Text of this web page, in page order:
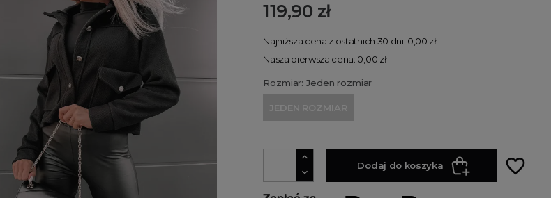
119,90 zł
Najniższa cena z ostatnich 30 dni: 0,00 zł
Nasza pierwsza cena: 0,00 zł
Rozmiar: Jeden rozmiar
JEDEN ROZMIAR
Dodaj do koszyka favorite_border